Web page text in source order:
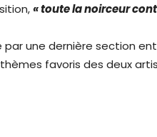
« toute la noirceur
par une dernière section
favoris des deux